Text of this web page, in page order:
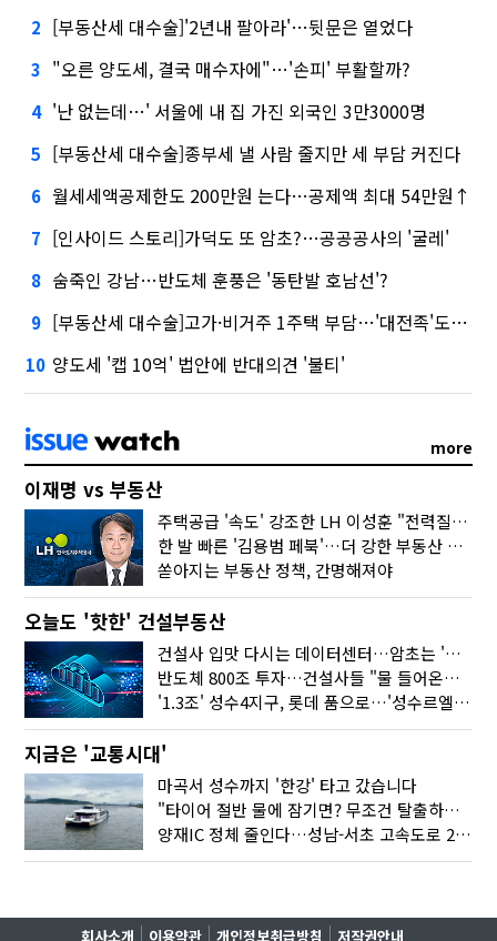
2 [부동산세 대수술]'2년내 팔아라'…뒷문은 열었다
3 "오른 양도세, 결국 매수자에"…'손피' 부활할까?
4 '난 없는데…' 서울에 내 집 가진 외국인 3만3000명
5 [부동산세 대수술]종부세 낼 사람 줄지만 세 부담 커진다
6 월세세액공제한도 200만원 는다…공제액 최대 54만원↑
7 [인사이드 스토리]가덕도 또 암초?…공공공사의 '굴레'
8 숨죽인 강남…반도체 훈풍은 '동탄발 호남선'?
9 [부동산세 대수술]고가·비거주 1주택 부담…'대전족'도 불똥
10 양도세 '캡 10억' 법안에 반대의견 '불티'
more
이재명 vs 부동산
주택공급 '속도' 강조한 LH 이성훈 "전력질주해야"
한 발 빠른 '김용범 페북'…더 강한 부동산 규제 나오나
쏟아지는 부동산 정책, 간명해져야
오늘도 '핫한' 건설부동산
건설사 입맛 다시는 데이터센터…암초는 '주민 반대'
반도체 800조 투자…건설사들 "물 들어온다!"
'1.3조' 성수4지구, 롯데 품으로…'성수르엘 S70' 거듭
지금은 '교통시대'
마곡서 성수까지 '한강' 타고 갔습니다
"타이어 절반 물에 잠기면? 무조건 탈출하세요"
양재IC 정체 줄인다…성남-서초 고속도로 2029년 착공
회사소개 이용약관 개인정보취급방침 저작권안내